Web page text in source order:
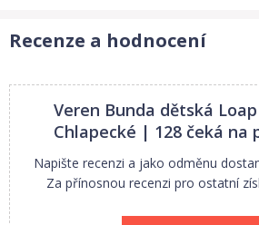
Recenze a hodnocení
Veren Bunda dětská
Chlapecké | 128 čeká na
Napište recenzi a jako odměnu
Za přínosnou recenzi pro ostatní